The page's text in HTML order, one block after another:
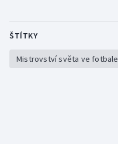
ŠTÍTKY
Mistrovství světa ve fotbale